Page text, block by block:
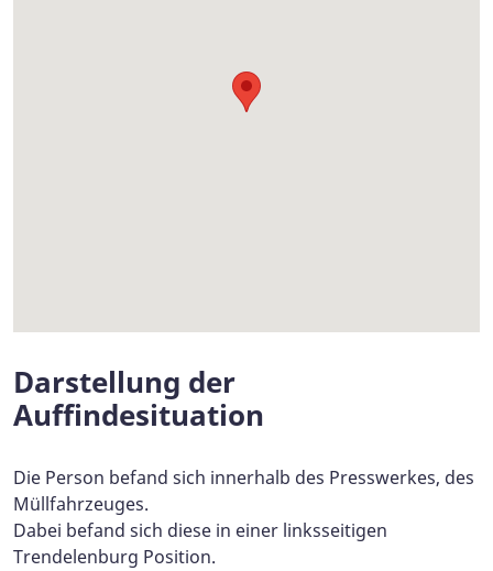
Darstellung der
Auffindesituation
Die Person befand sich innerhalb des Presswerkes, des
Müllfahrzeuges.
Dabei befand sich diese in einer linksseitigen
Trendelenburg Position.